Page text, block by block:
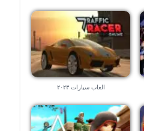
العاب سيارات ٢٠٢٣